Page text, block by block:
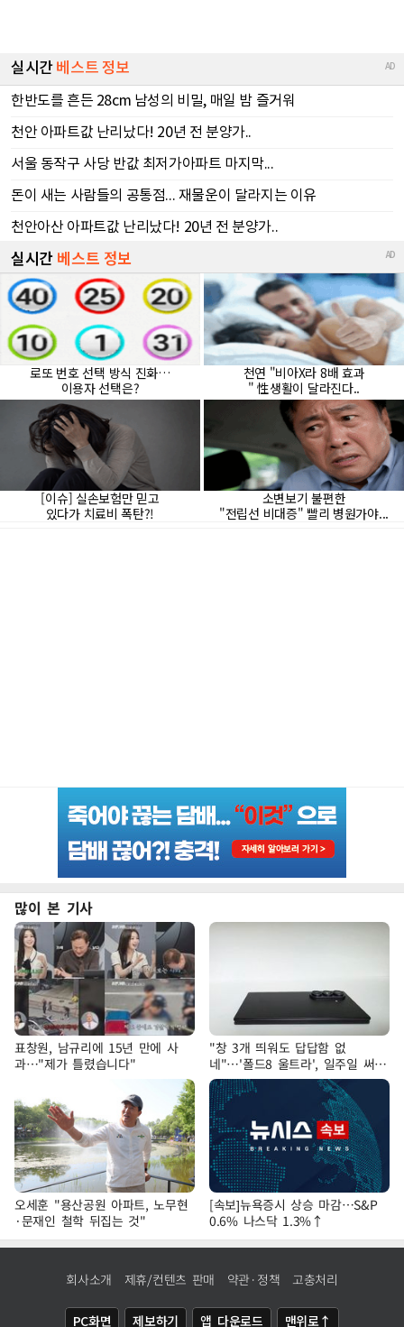
많이 본 기사
표창원, 남규리에 15년 만에 사
과…"제가 틀렸습니다"
"창 3개 띄워도 답답함 없
네"…'폴드8 울트라', 일주일 써보
니
오세훈 "용산공원 아파트, 노무현
·문재인 철학 뒤집는 것"
[속보]뉴욕증시 상승 마감…S&P
0.6% 나스닥 1.3%↑
회사소개 제휴/컨텐츠 판매 약관·정책 고충처리
PC화면 제보하기 앱 다운로드 맨위로↑